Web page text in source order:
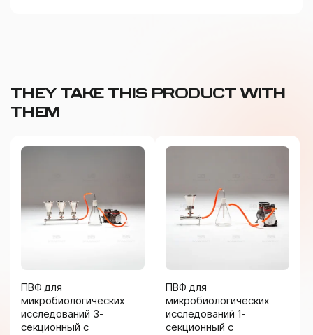
THEY TAKE THIS PRODUCT WITH
THEM
ПВФ для
микробиологических
исследований 3-
секционный с
ПВФ для
микробиологических
исследований 1-
секционный с